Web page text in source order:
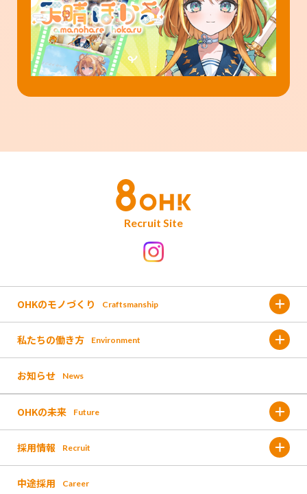
Recruit Site
OHKのモノづくり Craftsmanship
金バク!
なんしょん?
報道取材
私たちの働き方 Environment
福利厚生
働く環境
お知らせ News
OHKの未来 Future
これまでのOHK
採用情報 Recruit
募集要項 /新卒採用
中途採用 Career